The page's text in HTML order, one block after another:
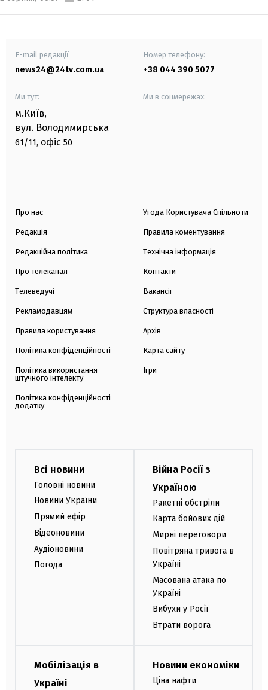
E-mail редакції
news24@24tv.com.ua
Номер телефону:
+38 044 390 5077
Ми тут:
м.Київ,
вул. Володимирська
61/11, офіс 50
Ми в соцмережах:
Про нас
Редакція
Редакційна політика
Про телеканал
Телеведучі
Рекламодавцям
Правила користування
Політика конфіденційності
Політика використання
штучного інтелекту
Політика конфіденційності
додатку
Угода Користувача Спільноти
Правила коментування
Технічна інформація
Контакти
Вакансії
Структура власності
Архів
Карта сайту
Ігри
Всі новини
Головні новини
Новини України
Прямий ефір
Відеоновини
Аудіоновини
Погода
Війна Росії з
Україною
Ракетні обстріли
Карта бойових дій
Мирні переговори
Повітряна тривога в
Україні
Масована атака по
Україні
Вибухи у Росії
Втрати ворога
Мобілізація в
Україні
Новини економіки
Ціна нафти